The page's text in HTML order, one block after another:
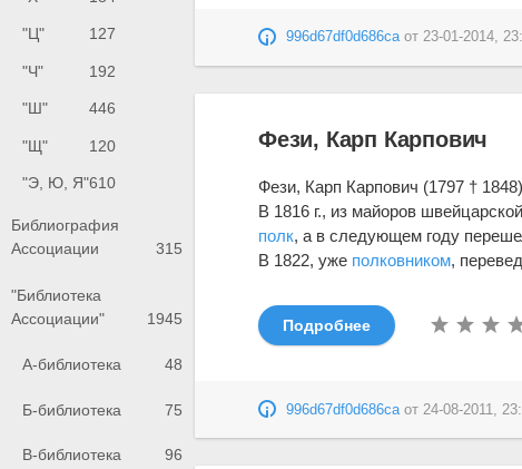
"Ц" 127
"Ч" 192
"Ш" 446
"Щ" 120
"Э, Ю, Я"610
Библиография
Ассоциации
315
"Библиотека
Ассоциации"
1945
А-библиотека 48
Б-библиотека 75
В-библиотека 96
996d67df0d686caот23-01-2014,
Фези, Карп Карпович
Фези, Карп Карпович (1797 †
В 1816 г., из майоров
полк, а в следующем году
В 1822, уже полковником,
Подробнее
996d67df0d686ca от 24-08-2011,